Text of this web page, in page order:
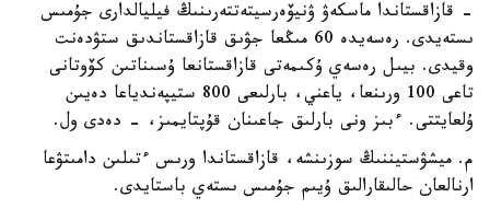
- قازاقستاندا ماسكەۋ ۋنيۆەرسيتەتتەرىنىڭ فيليالدارى جۇمىس
ىستەيدى. رەسەيدە 60 مىڭعا جۋىق قازاقستاندىق ستۋدەنت
وقيدى. بيىل رەسەي ۇكىمەتى قازاقستانعا ۇسىناتىن كۆوتانى
تاعى 100 ورىنعا، ياعني، بارلىعى 800 ستيپەندياعا دەيىن
ۇلعايتتى. ءبىز ونى بارلىق جاعىنان قۇپتايمىز، - دەدى ول.
م. ميشۋستيننىڭ سوزىنشە، قازاقستاندا ورىس ءتىلىن دامىتۋعا
ارنالعان حالىقارالىق ۇيىم جۇمىس ىستەي باستايدى.